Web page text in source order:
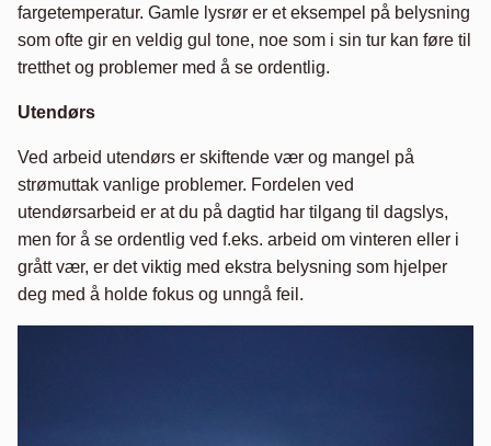
fargetemperatur. Gamle lysrør er et eksempel på belysning
som ofte gir en veldig gul tone, noe som i sin tur kan føre til
tretthet og problemer med å se ordentlig.
Utendørs
Ved arbeid utendørs er skiftende vær og mangel på
strømuttak vanlige problemer. Fordelen ved
utendørsarbeid er at du på dagtid har tilgang til dagslys,
men for å se ordentlig ved f.eks. arbeid om vinteren eller i
grått vær, er det viktig med ekstra belysning som hjelper
deg med å holde fokus og unngå feil.